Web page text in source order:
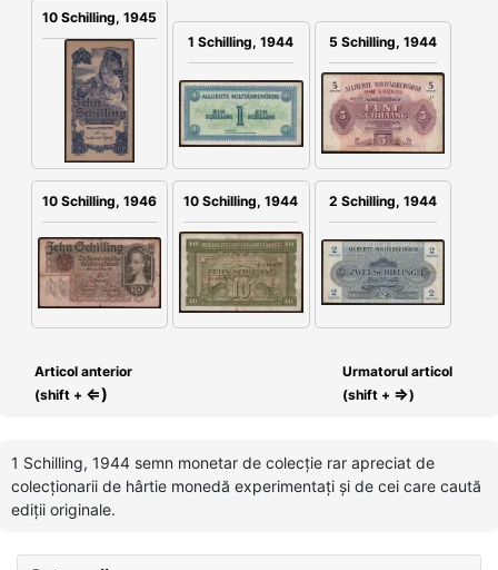
10 Schilling, 1945
1 Schilling, 1944
5 Schilling, 1944
10 Schilling, 1946 10 Schilling, 1944 2 Schilling, 1944
Articol anterior
(shift + ⇐)
Urmatorul articol
(shift + ⇒)
1 Schilling, 1944 semn monetar de colecție rar apreciat de
colecționarii de hârtie monedă experimentați și de cei care caută
ediții originale.